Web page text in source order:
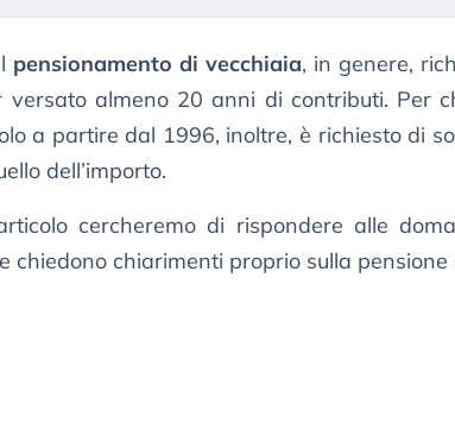
pensionamento di vecchiaia, in genere,
versato almeno 20 anni di contributi. Per
a partire dal 1996, inoltre, è richiesto di
dell’importo.
cercheremo di rispondere alle
chiedono chiarimenti proprio sulla pensione